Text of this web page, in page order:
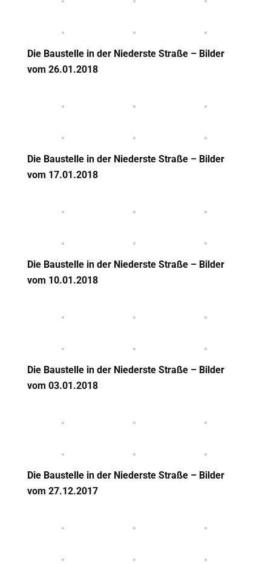
Die Baustelle in der Niederste Straße – Bilder
vom 26.01.2018
Die Baustelle in der Niederste Straße – Bilder
vom 17.01.2018
Die Baustelle in der Niederste Straße – Bilder
vom 10.01.2018
Die Baustelle in der Niederste Straße – Bilder
vom 03.01.2018
Die Baustelle in der Niederste Straße – Bilder
vom 27.12.2017